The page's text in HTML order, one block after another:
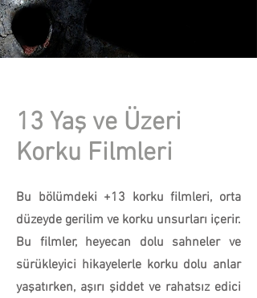
13 Yaş ve Üzeri
Korku Filmleri
Bu bölümdeki +13 korku filmleri, orta
düzeyde gerilim ve korku unsurları içerir.
Bu filmler, heyecan dolu sahneler ve
sürükleyici hikayelerle korku dolu anlar
yaşatırken, aşırı şiddet ve rahatsız edici